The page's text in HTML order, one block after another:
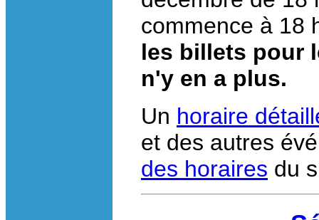
commence à 18
les billets pour
n'y en a plus.
Un horaire
et des autres
des horaires du